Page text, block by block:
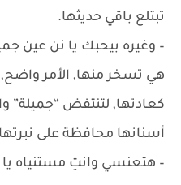
تبتلع باقي حديثها.
– وغيره بيحبك يا نن عين
هي تسخر منها, الأمر
كعادتها, لتنتفض “جميلة”
أسنانها محافظة على
– هتعنسي وانتِ مستنياه